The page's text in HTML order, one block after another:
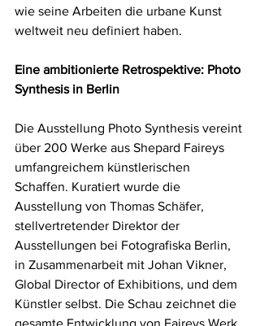
wie seine Arbeiten die urbane Kunst
weltweit neu definiert haben.
Eine ambitionierte Retrospektive: Photo
Synthesis in Berlin
Die Ausstellung Photo Synthesis vereint
über 200 Werke aus Shepard Faireys
umfangreichem künstlerischen
Schaffen. Kuratiert wurde die
Ausstellung von Thomas Schäfer,
stellvertretender Direktor der
Ausstellungen bei Fotografiska Berlin,
in Zusammenarbeit mit Johan Vikner,
Global Director of Exhibitions, und dem
Künstler selbst. Die Schau zeichnet die